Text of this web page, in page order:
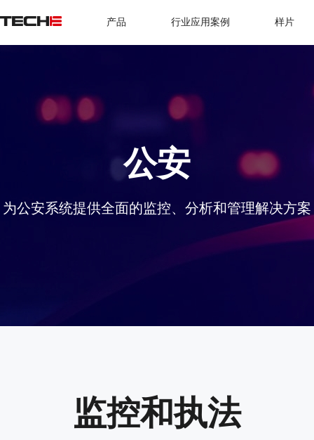
产品 行业应用案例 样片
公安
为公安系统提供全面的监控、分析和管理解决方案
监控和执法